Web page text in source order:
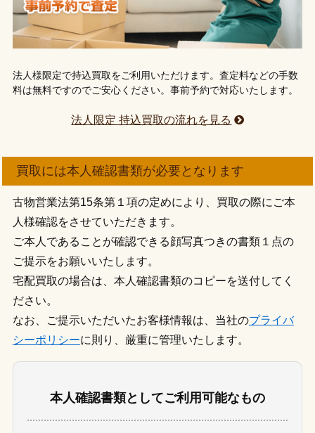
法人様限定で持込買取をご利用いただけます。査定料などの手数
料は無料ですのでご安心ください。事前予約で対応いたします。
法人限定 持込買取の流れを見る
買取には本人確認書類が必要となります
古物営業法第15条第１項の定めにより、買取の際にご本
人様確認をさせていただきます。
ご本人であることが確認できる顔写真つきの書類１点の
ご提示をお願いいたします。
宅配買取の場合は、本人確認書類のコピーを送付してく
ださい。
なお、ご提示いただいたお客様情報は、当社のプライバ
シーポリシーに則り、厳重に管理いたします。
本人確認書類としてご利用可能なもの